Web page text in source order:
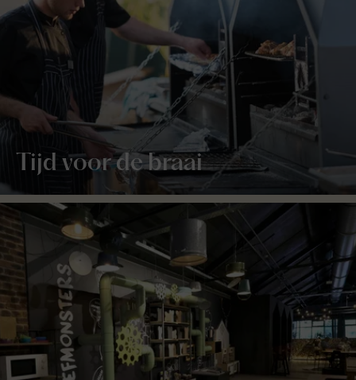
Tijd voor de braai